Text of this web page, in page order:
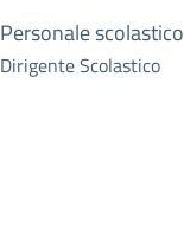
Personale scolastico
Dirigente Scolastico